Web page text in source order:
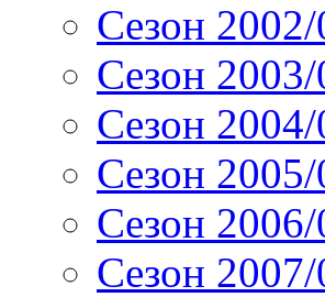
Сезон 2002/
Сезон 2003/
Сезон 2004/
Сезон 2005/
Сезон 2006/
Сезон 2007/